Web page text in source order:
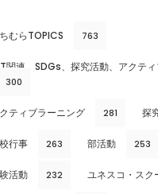
むらTOPICS 763
関連、SDGs、探究活動、アクテ
300
ティブラーニング 281 探
行事 263 部活動 253
活動 232 ユネスコ・スク